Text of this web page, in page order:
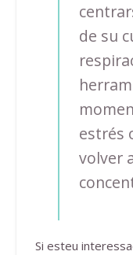
de su
estrés
volver
Si esteu